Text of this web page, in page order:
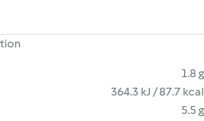
1.8 g
364.3 kJ / 87.7 kcal
5.5 g